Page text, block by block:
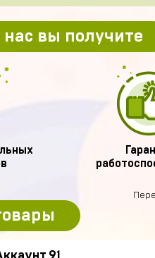
нас вы получите